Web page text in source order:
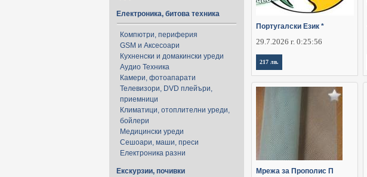
Електроника, битова техника
Компютри, периферия
GSM и Аксесоари
Кухненски и домакински уреди
Аудио Техника
Камери, фотоапарати
Телевизори, DVD плейъри,
приемници
Климатици, отоплителни уреди,
бойлери
Медицински уреди
Сешоари, маши, преси
Електроника разни
Екскурзии, почивки
Португалски Език *
29.7.2026 г. 0:25:56
217 лв.
Мрежа за Прополис П